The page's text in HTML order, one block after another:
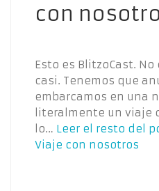
con
Esto es BlitzoCast.
casi. Tenemos que
embarcamos en una
literalmente un viaje
lo… Leer el resto del
Viaje con nosotros